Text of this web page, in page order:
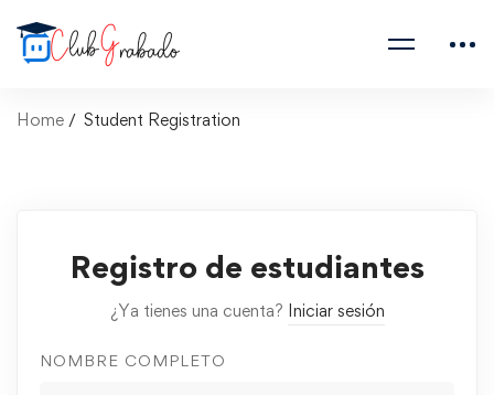
Home Student Registration
Registro de estudiantes
¿Ya tienes una cuenta? Iniciar sesión
NOMBRE COMPLETO